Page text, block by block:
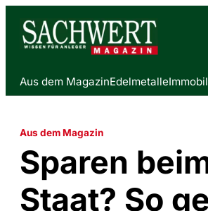
Aus dem MagazinEdelmetalle
Aus dem Magazin
Sparen
Staat? So